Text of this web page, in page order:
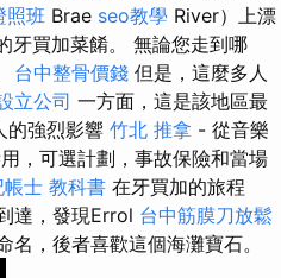
照班 Brae seo教學 River）上漂
牙買加菜餚。 無論您走到哪
台中整骨價錢 但是，這麼多人
立公司 一方面，這是該地區最
的強烈影響 竹北 推拿 - 從音樂
，可選計劃，事故保險和當場
帳士 教科書 在牙買加的旅程
達，發現Errol 台中筋膜刀放鬆
，後者喜歡這個海灘寶石。